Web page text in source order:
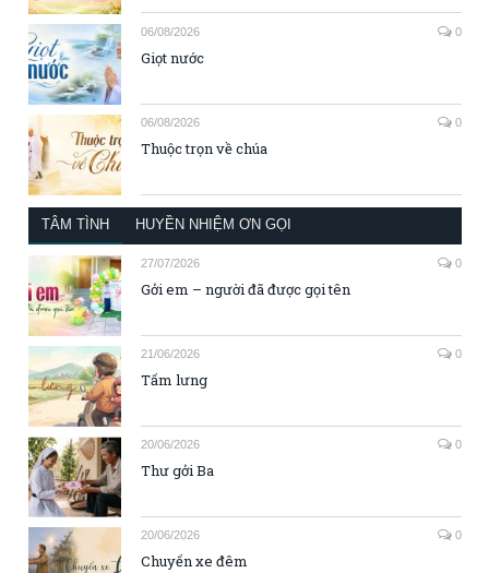
06/08/2026 0
Giọt nước
06/08/2026 0
Thuộc trọn về chúa
TÂM TÌNH HUYỀN NHIỆM ƠN GỌI
27/07/2026 0
Gởi em – người đã được gọi tên
21/06/2026 0
Tấm lưng
20/06/2026 0
Thư gởi Ba
20/06/2026 0
Chuyến xe đêm